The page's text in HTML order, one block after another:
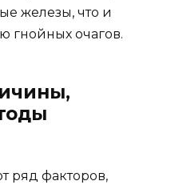
железы, что и
гнойных очагов.
ряд факторов,